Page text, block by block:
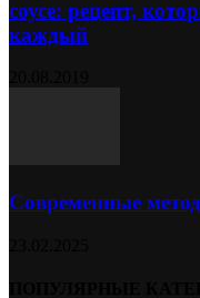
соусе: рецепт,
каждый
Современные